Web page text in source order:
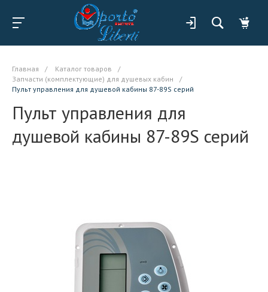
Главная / Каталог товаров
/
Запчасти (комплектующие) для душевых кабин
/
Пульт управления для душевой кабины 87-89S серий
Пульт управления для
душевой кабины 87-89S серий